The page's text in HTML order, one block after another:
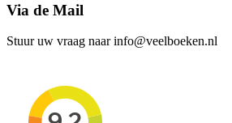
Via de Mail
Stuur uw vraag naar info@veelboeken.nl